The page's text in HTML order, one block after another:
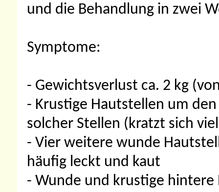
und die Behandlung in zwei
Symptome:
- Gewichtsverlust ca. 2 kg
- Krustige Hautstellen um
solcher Stellen (kratzt sich
- Vier weitere wunde
häufig leckt und kaut
- Wunde und krustige hintere